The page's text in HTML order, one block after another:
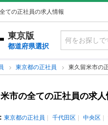
ての正社員の求人情報
東京版
都道府県選択
東京都の正社員 東久留米市の
市の全ての正社員の求人
： 東京都の正社員 千代田区 中央区